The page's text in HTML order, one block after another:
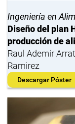
Ingeniería en
Diseño del plan
producción de
Raul Ademir
Ramirez
Descargar Póster